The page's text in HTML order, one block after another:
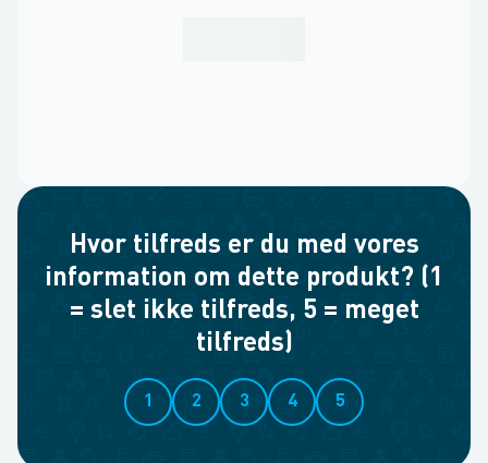
Hvor tilfreds er du med vores
information om dette produkt? (1
= slet ikke tilfreds, 5 = meget
tilfreds)
1 2 3 4 5